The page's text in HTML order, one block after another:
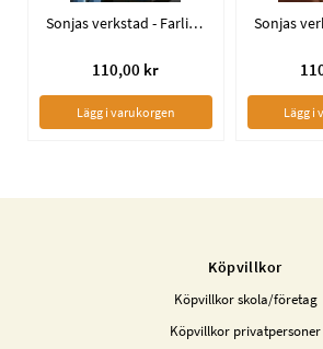
Sonjas verkstad - Farlig upptäckt
110,00 kr
Lägg i varukorgen Lägg i
Köpvillkor
Köpvillkor skola/företag
Köpvillkor privatpersoner